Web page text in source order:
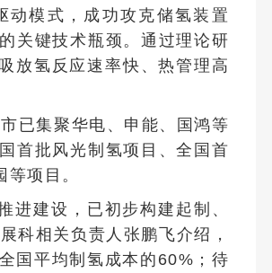
动模式，成功攻克储氢装置
关键技术瓶颈。通过理论研
放氢反应速率快、热管理高
已集聚华电、申能、国鸿等
首批风光制氢项目、全国首
项目。
进建设，已初步构建起制、
科相关负责人张鹏飞介绍，
国平均制氢成本的60%；待